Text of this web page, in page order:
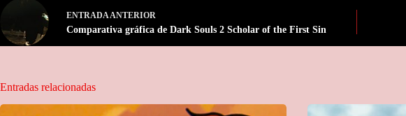
ENTRADAANTERIOR
Comparativa gráfica de Dark Souls 2 Scholar of the First Sin
Entradas relacionadas